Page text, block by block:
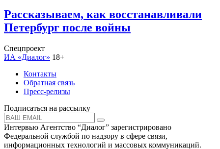
Рассказываем, как восстанавливали
Петербург после войны
Спецпроект
ИА «Диалог» 18+
Контакты
Обратная связь
Пресс-релизы
Подписаться на рассылку
Интервью Агентство “Диалог” зарегистрировано
Федеральной службой по надзору в сфере связи,
информационных технологий и массовых коммуникаций.